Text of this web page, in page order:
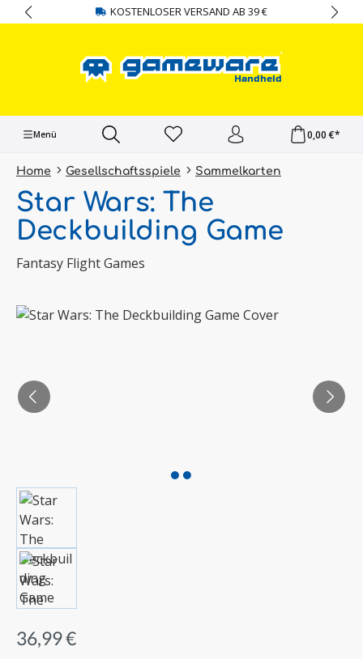
springen KOSTENLOSER VERSAND AB 39 €
Menü 0,00 €*
Home Gesellschaftsspiele Sammelkarten
Star Wars: The
Deckbuilding Game
Fantasy Flight Games
Bildergalerie überspringen
36,99 €